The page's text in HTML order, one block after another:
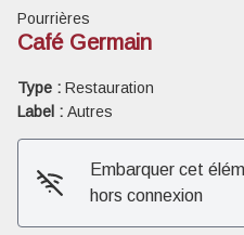
Pourrières
Café Germain
Type : Restauration
Label : Autres
Embarquer cet
hors connexion